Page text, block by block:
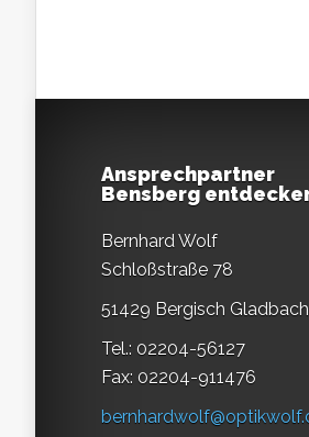
Ansprechpartner
Bensberg
Bernhard Wolf
Schloßstraße 78
51429 Bergisch Gladbach
Tel.: 02204-56127
Fax: 02204-911476